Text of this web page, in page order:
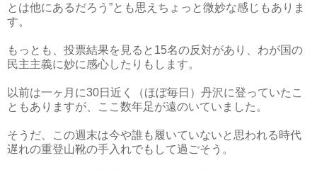
とは他にあるだろう”とも思えちょっと微妙な感じもありま
す。
もっとも、投票結果を見ると15名の反対があり、わが国の
民主主義に妙に感心したりもします。
以前は一ヶ月に30日近く（ほぼ毎日）丹沢に登っていたこ
ともありますが、ここ数年足が遠のいていました。
そうだ、この週末は今や誰も履いていないと思われる時代
遅れの重登山靴の手入れでもして過ごそう。